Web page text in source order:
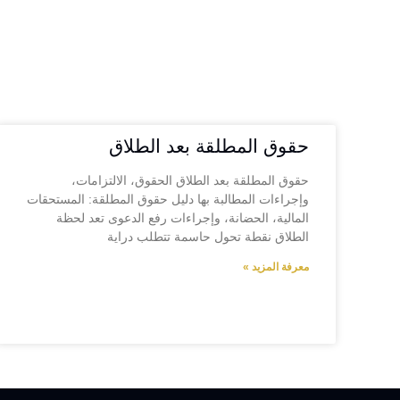
حقوق المطلقة بعد الطلاق
حقوق المطلقة بعد الطلاق الحقوق، الالتزامات،
وإجراءات المطالبة بها دليل حقوق المطلقة: المستحقات
المالية، الحضانة، وإجراءات رفع الدعوى تعد لحظة
الطلاق نقطة تحول حاسمة تتطلب دراية
معرفة المزيد »